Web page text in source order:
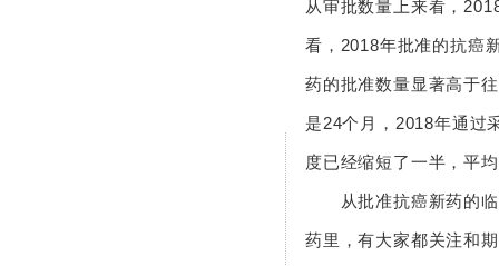
从审批数量上来看，
看，2018年批准的抗癌
药的批准数量显著高于
是24个月，2018年通过
度已经缩短了一半，
从批准抗癌新药的临
药里，有大家都关注和